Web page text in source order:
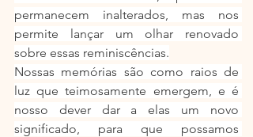
permanecem inalterados, mas nos
permite lançar um olhar renovado
sobre essas reminiscências.
Nossas memórias são como raios de
luz que teimosamente emergem, e é
nosso dever dar a elas um novo
significado, para que possamos